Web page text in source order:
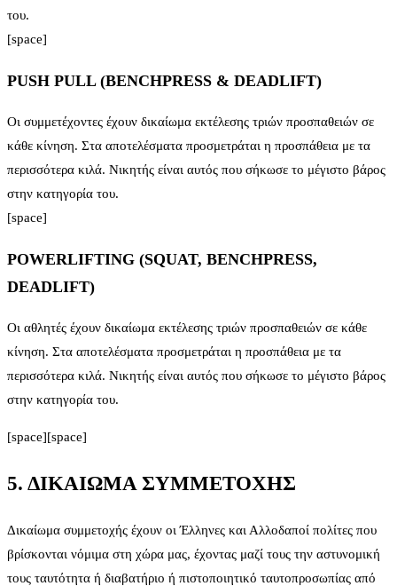
του.
[space]
PUSH PULL (BENCHPRESS & DEADLIFT)
Οι συμμετέχοντες έχουν δικαίωμα εκτέλεσης τριών προσπαθειών σε
κάθε κίνηση. Στα αποτελέσματα προσμετράται η προσπάθεια με τα
περισσότερα κιλά. Νικητής είναι αυτός που σήκωσε το μέγιστο βάρος
στην κατηγορία του.
[space]
POWERLIFTING (SQUAT, BENCHPRESS,
DEADLIFT)
Οι αθλητές έχουν δικαίωμα εκτέλεσης τριών προσπαθειών σε κάθε
κίνηση. Στα αποτελέσματα προσμετράται η προσπάθεια με τα
περισσότερα κιλά. Νικητής είναι αυτός που σήκωσε το μέγιστο βάρος
στην κατηγορία του.
[space][space]
5. ΔΙΚΑΙΩΜΑ ΣΥΜΜΕΤΟΧΗΣ
Δικαίωμα συμμετοχής έχουν οι Έλληνες και Αλλοδαποί πολίτες που
βρίσκονται νόμιμα στη χώρα μας, έχοντας μαζί τους την αστυνομική
τους ταυτότητα ή διαβατήριο ή πιστοποιητικό ταυτοπροσωπίας από